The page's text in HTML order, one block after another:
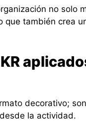
no solo
también crea
decorativo;
la actividad.